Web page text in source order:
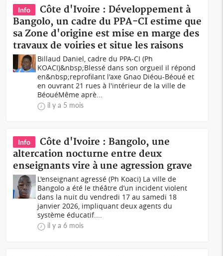
Info
Côte d'Ivoire : Développement à
Bangolo, un cadre du PPA-CI estime que
sa Zone d'origine est mise en marge des
travaux de voiries et situe les raisons
Billaud Daniel, cadre du PPA-CI (Ph
KOACI)&nbsp;Blessé dans son orgueil il répond
en&nbsp;reprofilant l'axe Gnao Diéou-Béoué et
en ouvrant 21 rues à l'intérieur de la ville de
BéouéMême aprè...
il y a 5 mois
Info
Côte d'Ivoire : Bangolo, une
altercation nocturne entre deux
enseignants vire à une agression grave
L'enseignant agressé (Ph Koaci) La ville de
Bangolo a été le théâtre d’un incident violent
dans la nuit du vendredi 17 au samedi 18
janvier 2026, impliquant deux agents du
système éducatif....
il y a 6 mois